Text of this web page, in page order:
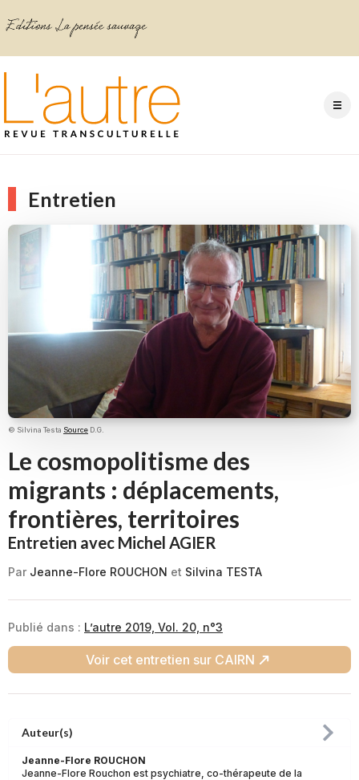
Entretien
© Silvina Testa Source D.G.
Le cosmopolitisme des
migrants : déplacements,
frontières, territoires
Entretien avec Michel AGIER
Par Jeanne-Flore ROUCHON et Silvina TESTA
Publié dans : L’autre 2019, Vol. 20, n°3
Voir cet entretien sur CAIRN
Auteur(s)
Jeanne-Flore ROUCHON
Jeanne-Flore Rouchon est psychiatre, co-thérapeute de la